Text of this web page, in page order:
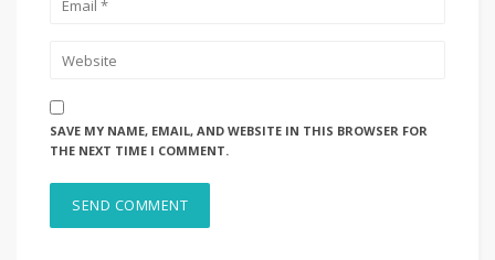
SAVE MY NAME, EMAIL, AND WEBSITE IN THIS BROWSER FOR
THE NEXT TIME I COMMENT.